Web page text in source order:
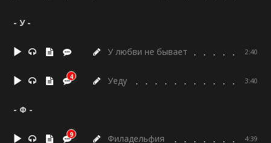
- У -
У любви не бывает 2:40
4 Уеду 3:40
- Ф -
9 Филадельфия 4:39